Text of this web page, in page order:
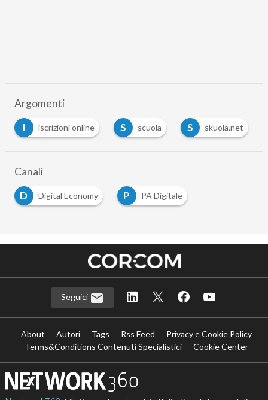
Argomenti
I
iscrizioni online S scuola S skuola.net
Canali
D
Digital Economy P PA Digitale
Seguici
About Autori Tags Rss Feed
Privacy e Cookie Policy
Terms&Conditions Contenuti Specialistici
Cookie Center